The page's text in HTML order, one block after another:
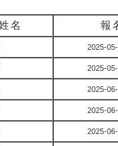
名 報
2025-
2025-
2025-
2025-
2025-